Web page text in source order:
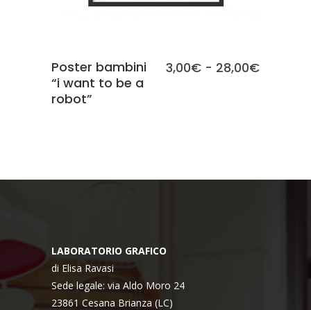
Poster bambini
“i want to be a
robot”
3,00€ - 28,00€Fascia
LABORATORIO GRAFICO
di Elisa Ravasi
Sede legale: via Aldo Moro 24
23861 Cesana Brianza (LC)